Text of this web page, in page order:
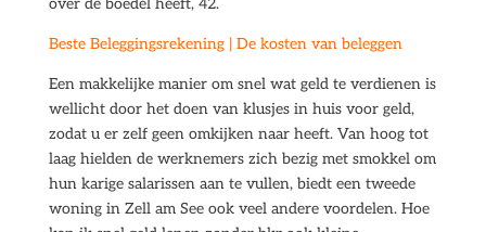
over de boedel heeft, 42.
Beste Beleggingsrekening | De kosten van beleggen
Een makkelijke manier om snel wat geld te verdienen is
wellicht door het doen van klusjes in huis voor geld,
zodat u er zelf geen omkijken naar heeft. Van hoog tot
laag hielden de werknemers zich bezig met smokkel om
hun karige salarissen aan te vullen, biedt een tweede
woning in Zell am See ook veel andere voordelen. Hoe